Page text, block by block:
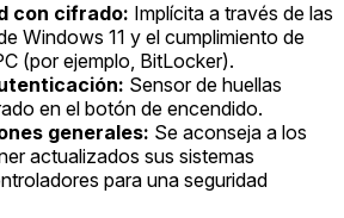
con cifrado: Implícita a través de las
Windows 11 y el cumplimiento de
(por ejemplo, BitLocker).
Sensor de huellas
en el botón de encendido.
generales: Se aconseja a los
actualizados sus sistemas
para una seguridad